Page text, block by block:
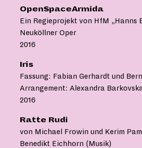
OpenSpaceArmida
Ein Regieprojekt von HfM „Hanns
Neuköllner Oper
2016
Iris
Fassung: Fabian Gerhardt und
Arrangement: Alexandra
2016
Ratte Rudi
von Michael Frowin und Kerim
Benedikt Eichhorn (Musik)